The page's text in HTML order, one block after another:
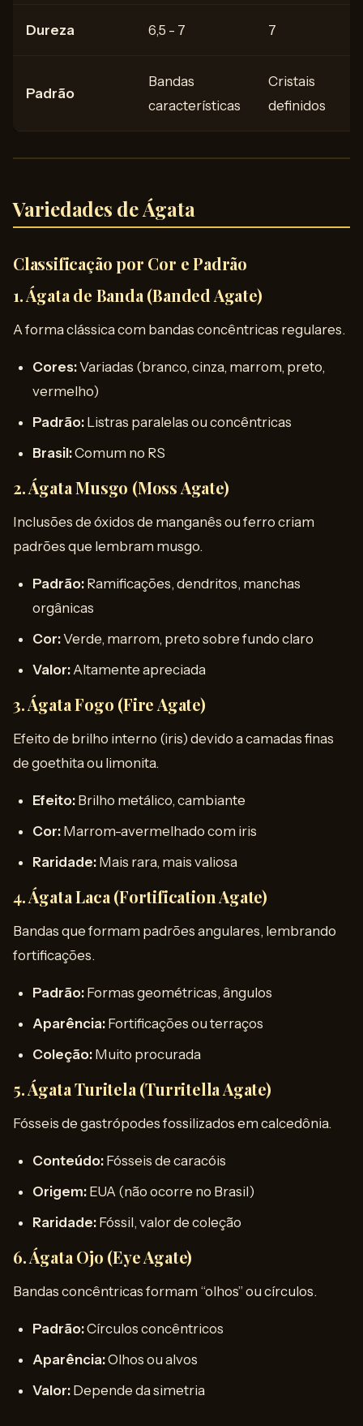
Dureza 6,5 - 7 7
Padrão
Bandas
características
Cristais
definidos
Variedades de Ágata
Classificação por Cor e Padrão
1. Ágata de Banda (Banded Agate)
A forma clássica com bandas concêntricas regulares.
Cores:Variadas (branco, cinza, marrom, preto,
vermelho)
Padrão: Listras paralelas ou concêntricas
Brasil:Comum no RS
2. Ágata Musgo (Moss Agate)
Inclusões de óxidos de manganês ou ferro criam
padrões que lembram musgo.
Padrão: Ramificações, dendritos, manchas
orgânicas
Cor:Verde, marrom, preto sobre fundo claro
Valor: Altamente apreciada
3. Ágata Fogo (Fire Agate)
Efeito de brilho interno (iris) devido a camadas finas
de goethita ou limonita.
Efeito: Brilho metálico, cambiante
Cor: Marrom-avermelhado com iris
Raridade: Mais rara, mais valiosa
4. Ágata Laca (Fortification Agate)
Bandas que formam padrões angulares, lembrando
fortificações.
Padrão: Formas geométricas, ângulos
Aparência: Fortificações ou terraços
Coleção: Muito procurada
5. Ágata Turitela (Turritella Agate)
Fósseis de gastrópodes fossilizados em calcedônia.
Conteúdo: Fósseis de caracóis
Origem: EUA (não ocorre no Brasil)
Raridade: Fóssil, valor de coleção
6. Ágata Ojo (Eye Agate)
Bandas concêntricas formam “olhos” ou círculos.
Padrão:Círculos concêntricos
Aparência:Olhos ou alvos
Valor: Depende da simetria